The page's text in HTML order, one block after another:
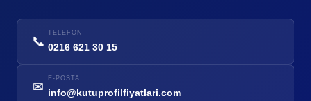
📞
TELEFON
0216 621 30 15
✉
E-POSTA
info@kutuprofilfiyatlari.com